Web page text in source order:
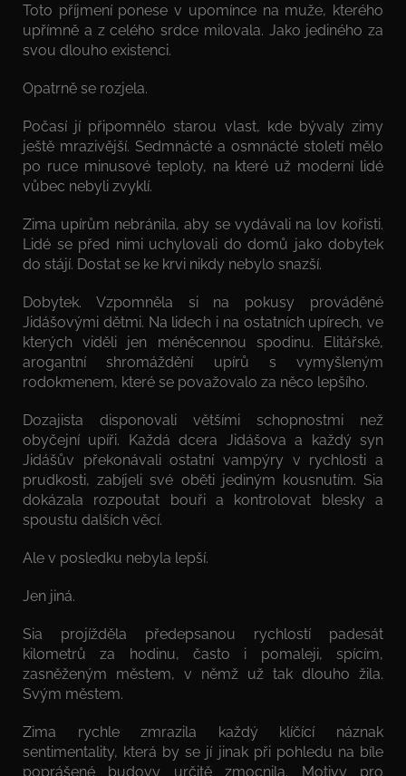
Toto příjmení ponese v upomínce na muže, kterého
upřímně a z celého srdce milovala. Jako jediného za
svou dlouho existenci.
Opatrně se rozjela.
Počasí jí připomnělo starou vlast, kde bývaly zimy
ještě mrazivější. Sedmnácté a osmnácté století mělo
po ruce minusové teploty, na které už moderní lidé
vůbec nebyli zvyklí.
Zima upírům nebránila, aby se vydávali na lov kořisti.
Lidé se před nimi uchylovali do domů jako dobytek
do stájí. Dostat se ke krvi nikdy nebylo snazší.
Dobytek. Vzpomněla si na pokusy prováděné
Jidášovými dětmi. Na lidech i na ostatních upírech, ve
kterých viděli jen méněcennou spodinu. Elitářské,
arogantní shromáždění upírů s vymyšleným
rodokmenem, které se považovalo za něco lepšího.
Dozajista disponovali většími schopnostmi než
obyčejní upíři. Každá dcera Jidášova a každý syn
Jidášův překonávali ostatní vampýry v rychlosti a
prudkosti, zabíjeli své oběti jediným kousnutím. Sia
dokázala rozpoutat bouři a kontrolovat blesky a
spoustu dalších věcí.
Ale v posledku nebyla lepší.
Jen jiná.
Sia projížděla předepsanou rychlostí padesát
kilometrů za hodinu, často i pomaleji, spícím,
zasněženým městem, v němž už tak dlouho žila.
Svým městem.
Zima rychle zmrazila každý klíčící náznak
sentimentality, která by se jí jinak při pohledu na bíle
poprášené budovy určitě zmocnila. Motivy pro